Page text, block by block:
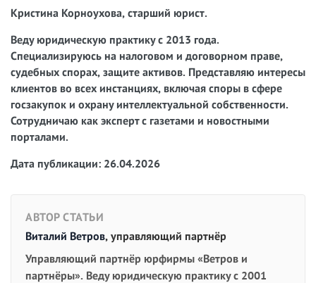
Кристина Корноухова, старший юрист.
Веду юридическую практику с 2013 года.
Специализируюсь на налоговом и договорном праве,
судебных спорах, защите активов. Представляю интересы
клиентов во всех инстанциях, включая споры в сфере
госзакупок и охрану интеллектуальной собственности.
Сотрудничаю как эксперт с газетами и новостными
порталами.
Дата публикации: 26.04.2026
АВТОР СТАТЬИ
Виталий Ветров, управляющий партнёр
Управляющий партнёр юрфирмы «Ветров и
партнёры». Веду юридическую практику с 2001